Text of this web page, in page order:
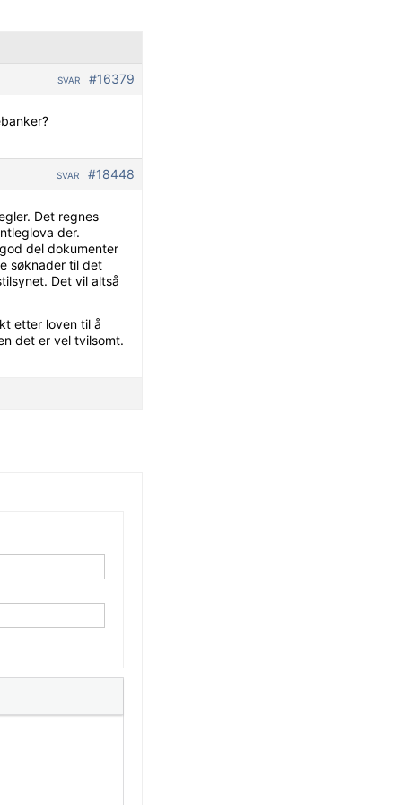
#16379
SVAR
#18448
SVAR
Det regnes
der.
del dokumenter
søknader til det
Det vil altså
etter loven til å
det er vel tvilsomt.